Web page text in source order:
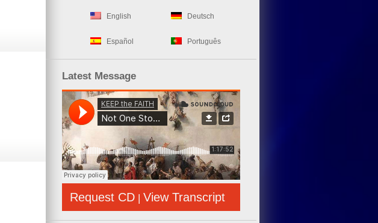
English Deutsch
Español Português
Latest Message
Request CD | View Transcript